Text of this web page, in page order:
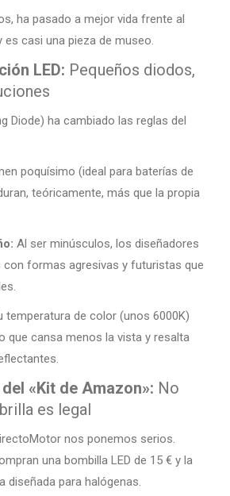
ha pasado a mejor vida frente al
es casi una pieza de museo.
LED: Pequeños diodos,
Diode) ha cambiado las reglas del
poquísimo (ideal para baterías de
teóricamente, más que la propia
Al ser minúsculos, los diseñadores
con formas agresivas y futuristas que
temperatura de color (unos 6000K)
que cansa menos la vista y resalta
«Kit de Amazon»: No
es legal
nos ponemos serios.
una bombilla LED de 15 € y la
diseñada para halógenas.